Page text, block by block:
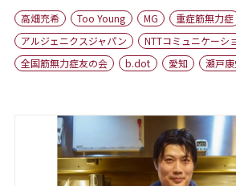
出版物
会社概要
高畑充希 Too Young MG
重症筋無力症
アルジェニクスジャパン
NTTコミュニケーシ
全国筋無力症友の会
b.dot 愛知 瀬戸康